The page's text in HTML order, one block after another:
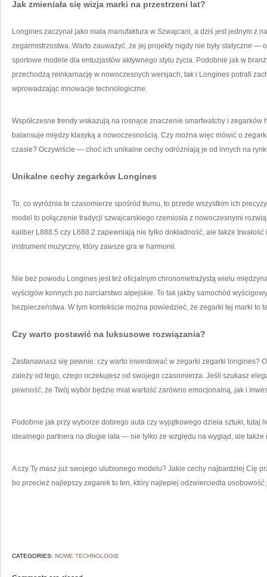
Jak zmieniała się wizja marki na przestrzeni lat?
Longines zaczynał jako mała manufaktura w Szwajcarii, a dziś jest jednym z
zegarmistrzostwa. Warto zauważyć, że jej projekty nigdy nie były statyczne —
sportowe modele dla entuzjastów aktywnego stylu życia. Podobnie jak w
przechodzą reinkarnację w nowoczesnych wersjach, tak i Longines potrafi
wprowadzając innowacje technologiczne.
Współczesne trendy wskazują na rosnące znaczenie smartwatchy i
balansuje między klasyką a nowoczesnością. Czy można więc mówić o
czasie? Oczywiście — choć ich unikalne cechy odróżniają je od innych na
Unikalne cechy zegarków Longines
To, co wyróżnia te czasomierze spośród tłumu, to przede wszystkim ich
model to połączenie tradycji szwajcarskiego rzemiosła z nowoczesnymi
kaliber L888.5 czy L688.2 zapewniają nie tylko dokładność, ale także
instrument muzyczny, który zawsze gra w harmonii.
Nie bez powodu Longines jest też oficjalnym chronometrażystą wielu
wyścigów konnych po narciarstwo alpejskie. To tak jakby samochód
bezpieczeństwa. W tym kontekście można powiedzieć, że zegarki tej marki to
Czy warto postawić na luksusowe rozwiązania?
Zastanawiasz się pewnie: czy warto inwestować w zegarki zegarki longines?
zależy od tego, czego oczekujesz od swojego czasomierza. Jeśli szukasz
pewność, że Twój wybór będzie miał wartość zarówno emocjonalną, jak i
Podobnie jak przy wyborze dobrego auta czy wyjątkowego dzieła sztuki, tutaj
idealnego partnera na długie lata — nie tylko ze względu na wygląd, ale także
A czy Ty masz już swojego ulubionego modelu? Jakie cechy najbardziej Cię
bo przecież najlepszy zegarek to ten, który najlepiej odzwierciedla osobowość
CATEGORIES: NOWE TECHNOLOGIE